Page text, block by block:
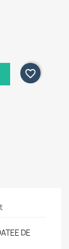
favorite_border
DE